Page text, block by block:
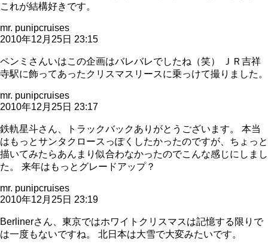
これが結構好きです。
mr. punipcruises
2010年12月25日 23:15
ペンミさんいはこの企画はバレバレでしたね（笑） ＪＲ吉祥
寺駅に飾ってあったクリスマスリースに乗っけて撮りました。
mr. punipcruises
2010年12月25日 23:17
鉄軌星斗さん、トラックバックありがとうございます。 本当
はもっとサンタクロースっぽくしたかったのですが、ちょっと
描いてみたらあんまり似合わなかったのでこんな感じにしまし
た。 来年はもっとグレードアップ？
mr. punipcruises
2010年12月25日 23:19
Berlinerさん、東京ではホワイトクリスマスは記憶する限りで
は一度もないですね。 北日本は大雪で大変みたいです。